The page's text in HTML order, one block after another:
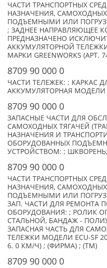
ЧАСТИ ТРАНСПОРТНЫХ
НАЗНАЧЕНИЯ,
ПОДЪЕМНЫМИ ИЛИ
; ЗАДНЕЕ НАПРАВЛЯЮЩЕЕ
ПРЕДНАЗНАЧЕНО
АККУМУЛЯТОРНОЙ
МАРКИ GREENWORKS (АРТ.
8709 90 000 0
ЧАСТИ ТЕЛЕЖЕК: ; КАРКАС
АККУМУЛЯТОРНАЯ МОДЕЛИ
8709 90 000 0
ЗАПАСНЫЕ ЧАСТИ ДЛЯ
САМОХОДНЫХ ТЯГАЧЕЙ
НАЗНАЧЕНИЯ И
ОБОРУДОВАННЫХ
УСТРОЙСТВОМ: ;
8709 90 000 0
ЧАСТИ ТРАНСПОРТНЫХ
НАЗНАЧЕНИЯ,
ПОДЪЕМНЫМИ ИЛИ
ЗАП. ЧАСТИ ДЛЯ РЕМОНТА
ОБОРУДОВАНИЯ: ; РОЛИК
СТАЛЬНОЙ, БАНДАЖ -
ЗАПАСНАЯ ЧАСТЬ ДЛЯ
ТЕЛЕЖКИ МОДЕЛИ ECU-SF
6. 0 КМ/Ч) ; (ФИРМА) ; (TM)
8709 90 000 0